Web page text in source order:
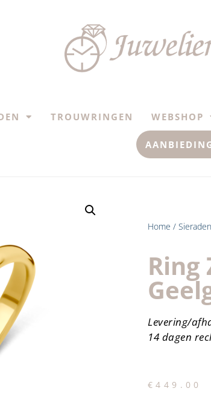
TROUWRINGEN WEBSHOP
Home / Sieraden
Ring
Levering/
14 dagen
€449.00